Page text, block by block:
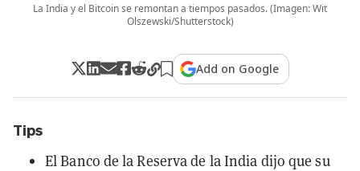
La India y el Bitcoin se remontan a tiempos pasados. (Imagen: Wit
Olszewski/Shutterstock)
Add on Google
Tips
El Banco de la Reserva de la India dijo que su